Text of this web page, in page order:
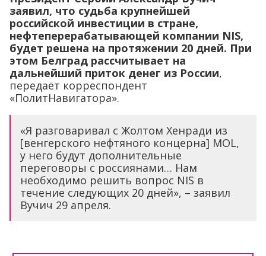
заявил, что судьба крупнейшей
российской инвестиции в стране,
нефтеперерабатывающей компании NIS,
будет решена на протяжении 20 дней. При
этом Белград рассчитывает на
дальнейший приток денег из России,
передаёт корреспондент
«ПолитНавигатора».
«Я разговаривал с Жолтом Хенради из
[венгерского нефтяного концерна] MOL,
у него будут дополнительные
переговоры с россиянами… Нам
необходимо решить вопрос NIS в
течение следующих 20 дней», – заявил
Вучич 29 апреля.